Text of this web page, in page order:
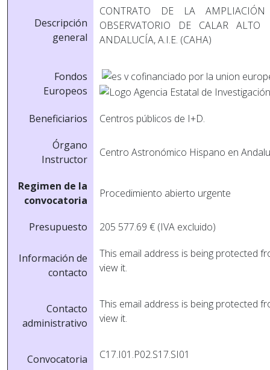
Descripción
general
CONTRATO DE LA
OBSERVATORIO DE CALAR
ANDALUCÍA, A.I.E. (CAHA)
Fondos
Europeos
Beneficiarios
Centros públicos de I+D.
Órgano
Instructor
Centro Astronómico Hispano en
Regimen de la
convocatoria
Procedimiento abierto urgente
Presupuesto 205 577.69 € (IVA excluido)
Información de
contacto
This email address is being protected
view it.
Contacto
administrativo
This email address is being protected
view it.
Convocatoria C17.I01.P02.S17.SI01